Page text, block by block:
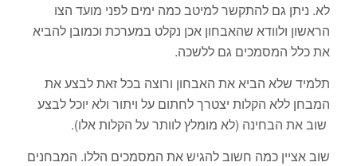
לא. ניתן גם להתקשר למיטב כמה ימים לפני מועד הצו
הראשון ולוודא שהאבחון אכן נקלט במערכת וכמובן להביא
את כלל המסמכים גם ללשכה.
תלמיד שלא הביא את האבחון ורוצה בכל זאת לבצע את
המבחן ללא הקלות יצטרך לחתום על ויתור ולא יוכל לבצע
שוב את הבחינה (לא מומלץ לוותר על הקלות אלו).
שוב אציין כמה חשוב להגיש את המסמכים הללו. המבחנים